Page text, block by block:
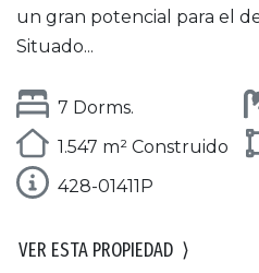
un gran potencial para el
Situado...
7 Dorms.
1.547 m² Construido
428-01411P
VER ESTA PROPIEDAD ⟩